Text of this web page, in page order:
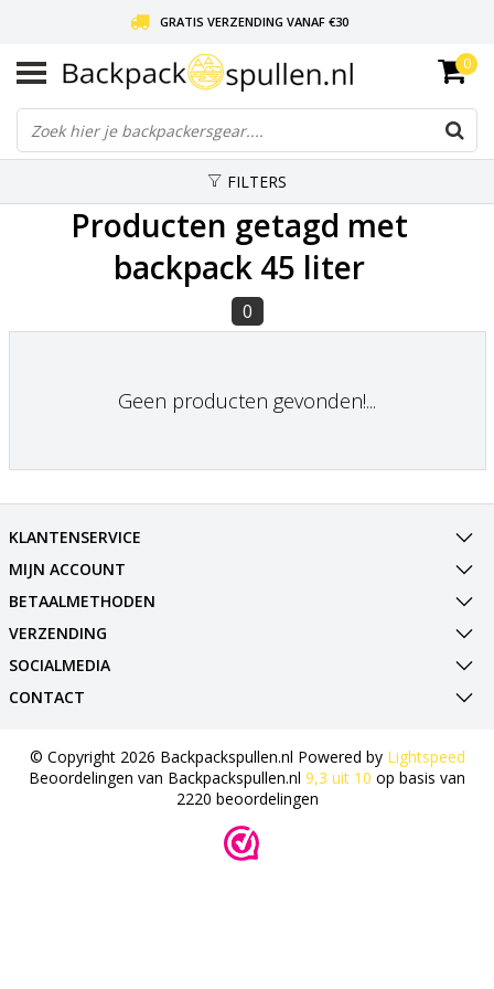
GRATIS VERZENDING VANAF €30
LIEFDE VOOR BACKPACKEN!
30 DAGEN GRATIS RETOUR
0
FILTERS
Producten getagd met
backpack 45 liter
0
Geen producten gevonden!...
KLANTENSERVICE
MIJN ACCOUNT
BETAALMETHODEN
VERZENDING
SOCIALMEDIA
CONTACT
© Copyright 2026 Backpackspullen.nl Powered by Lightspeed
Beoordelingen van Backpackspullen.nl 9,3 uit 10 op basis van
2220 beoordelingen